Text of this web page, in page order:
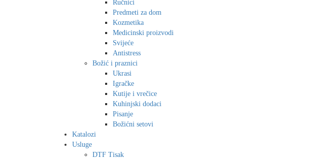
Ručnici
Predmeti za dom
Kozmetika
Medicinski proizvodi
Svijeće
Antistress
Božić i praznici
Ukrasi
Igračke
Kutije i vrečice
Kuhinjski dodaci
Pisanje
Božićni setovi
Katalozi
Usluge
DTF Tisak